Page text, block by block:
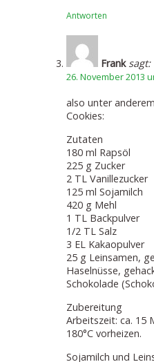
Antworten
Frank sagt:
26. November 2013
also unter
Cookies:
Zutaten
180 ml Rapsöl
225 g Zucker
2 TL Vanillezucker
125 ml Sojamilch
420 g Mehl
1 TL Backpulver
1/2 TL Salz
3 EL Kakaopulver
25 g Leinsamen,
Haselnüsse,
Schokolade
Zubereitung
Arbeitszeit: ca. 15
180°C vorheizen.
Sojamilch und